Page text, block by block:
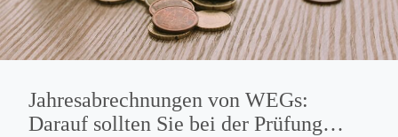
Jahresabrechnungen von WEGs:
Darauf sollten Sie bei der Prüfung